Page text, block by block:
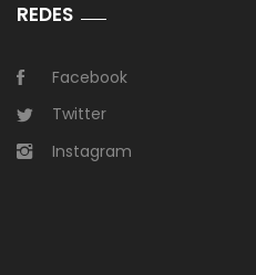
REDES
Facebook
Twitter
Instagram